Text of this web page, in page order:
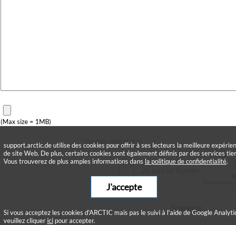
(Max size = 1MB)
* Champs obligatoires
support.arctic.de utilise des cookies pour offrir à ses lecteurs la meilleure
de site Web. De plus, certains cookies sont également définis par des services
Vous trouverez de plus amples informations dans la politique de confidentialité.
J'accepte
Si vous acceptez les cookies d'ARCTIC mais pas le suivi à l'aide de Google
veuillez cliquer ici pour accepter.